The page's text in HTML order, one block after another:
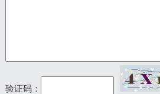
验证码：